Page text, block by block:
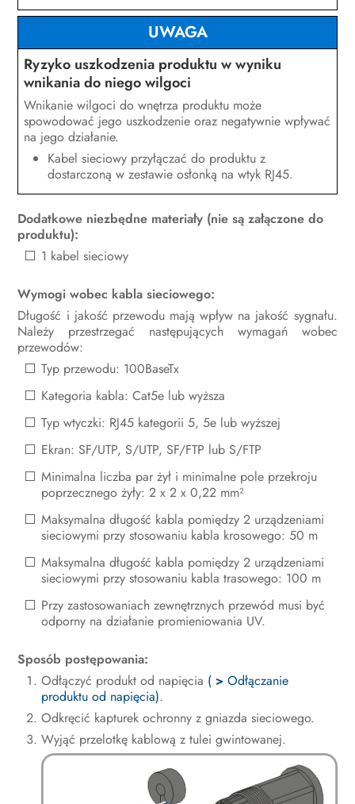
UWAGA
Ryzyko uszkodzenia produktu w wyniku
wnikania do niego wilgoci
Wnikanie wilgoci do wnętrza produktu może
spowodować jego uszkodzenie oraz negatywnie wpływać
na jego działanie.
Kabel sieciowy przyłączać do produktu z
dostarczoną w zestawie osłonką na wtyk RJ45.
Dodatkowe niezbędne materiały (nie są załączone do
produktu):
1 kabel sieciowy
Wymogi wobec kabla sieciowego:
Długość i jakość przewodu mają wpływ na jakość sygnału.
Należy przestrzegać następujących wymagań wobec
przewodów:
Typ przewodu: 100BaseTx
Kategoria kabla: Cat5e lub wyższa
Typ wtyczki: RJ45 kategorii 5, 5e lub wyższej
Ekran: SF/UTP, S/UTP, SF/FTP lub S/FTP
Minimalna liczba par żył i minimalne pole przekroju
poprzecznego żyły: 2 x 2 x 0,22 mm²
Maksymalna długość kabla pomiędzy 2 urządzeniami
sieciowymi przy stosowaniu kabla krosowego: 50 m
Maksymalna długość kabla pomiędzy 2 urządzeniami
sieciowymi przy stosowaniu kabla trasowego: 100 m
Przy zastosowaniach zewnętrznych przewód musi być
odporny na działanie promieniowania UV.
Sposób postępowania:
Odłączyć produkt od napięcia ( >Odłączanie
produktu od napięcia).
Odkręcić kapturek ochronny z gniazda sieciowego.
Wyjąć przelotkę kablową z tulei gwintowanej.
Akcesoria
Części zamienne
Kontakt
Deklaracja zgodności UE